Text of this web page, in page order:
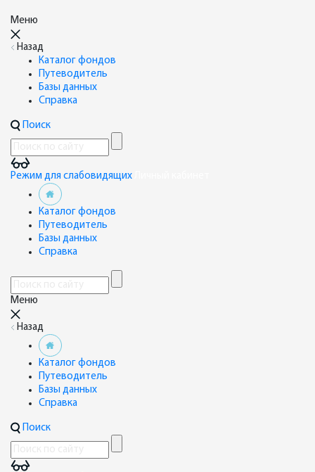
Меню
Назад
Каталог фондов
Путеводитель
Базы данных
Справка
Поиск
Режим для слабовидящих
Каталог фондов
Путеводитель
Базы данных
Справка
Меню
Назад
Каталог фондов
Путеводитель
Базы данных
Справка
Поиск